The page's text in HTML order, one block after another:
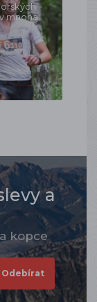
mnoha
a
kopce